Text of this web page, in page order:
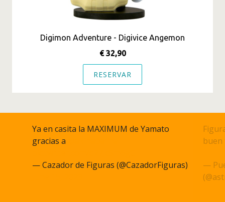
Digimon Adventure - Digivice Angemon
€ 32,90
RESERVAR
Ya en casita la MAXIMUM de Yamato
gracias a
— Cazador de Figuras (@CazadorFiguras)
—